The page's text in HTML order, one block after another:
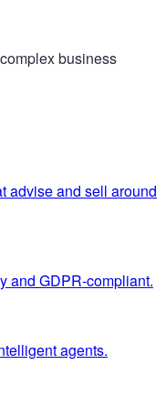
business
advise and sell around
and GDPR-compliant.
agents.